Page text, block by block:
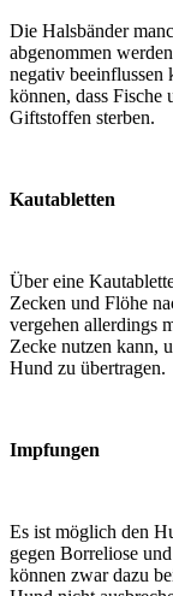
Die Halsbänder
abgenommen
negativ beeinflussen
können, dass Fische
Giftstoffen sterben.
Kautabletten
Über eine
Zecken und Flöhe
vergehen allerdings
Zecke nutzen kann,
Hund zu übertragen.
Impfungen
Es ist möglich den
gegen Borreliose
können zwar dazu